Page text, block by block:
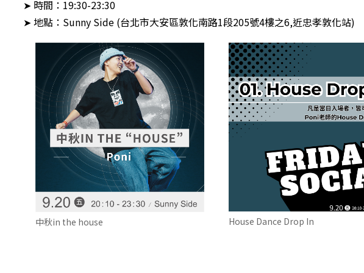
➤ 時間：19:30-23:30
➤ 地點：Sunny Side (台北市大安區敦化南路1段205號4樓之6,近忠孝敦化站)
中秋in the house House Dance Drop In